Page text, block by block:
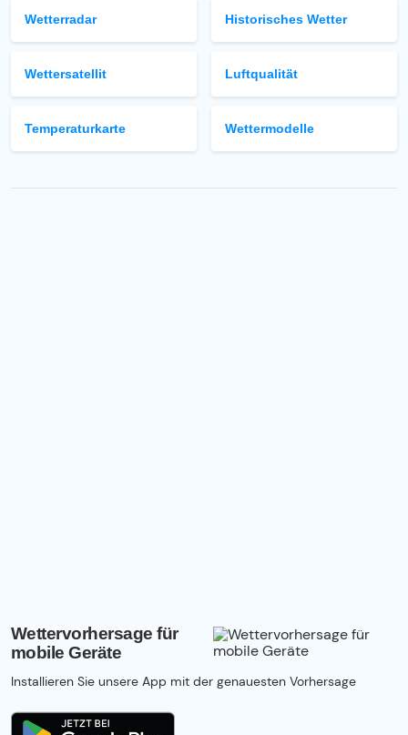
Wetterradar
Wettersatellit
Temperaturkarte
Historisches Wetter
Luftqualität
Wettermodelle
Wettervorhersage für
mobile Geräte
Installieren Sie unsere App mit der genauesten Vorhersage